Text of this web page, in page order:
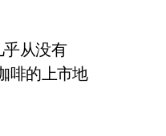
乎从没有
啡的上市地